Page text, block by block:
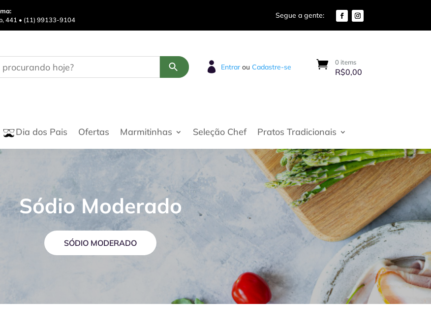
441 • (11) 99133-9104
 Entrar ouCadastre-se
0 items
R$0,00
Dia dos Pais Ofertas Marmitinhas Seleção Chef Pratos Tradicionais
Sódio Moderado
SÓDIO MODERADO